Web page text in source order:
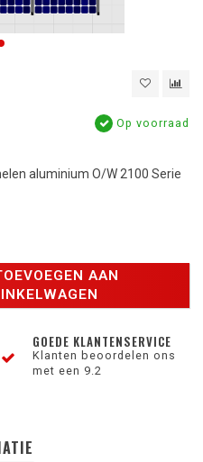
Op voorraad
aluminium O/W 2100 Serie
AAN
GOEDE KLANTENSERVICE
Klanten beoordelen ons
met een 9.2